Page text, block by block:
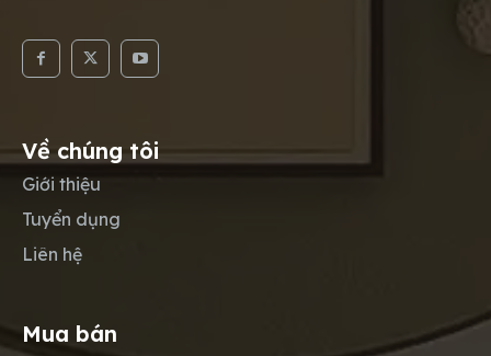
Về chúng tôi
Giới thiệu
Tuyển dụng
Liên hệ
Mua bán